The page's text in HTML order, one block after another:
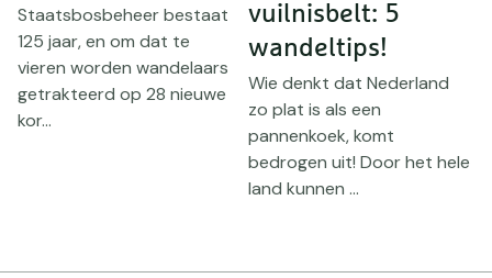
Staatsbosbeheer bestaat
125 jaar, en om dat te
vieren worden wandelaars
getrakteerd op 28 nieuwe
kor...
vuilnisbelt: 5
wandeltips!
Wie denkt dat Nederland
zo plat is als een
pannenkoek, komt
bedrogen uit! Door het hele
land kunnen ...